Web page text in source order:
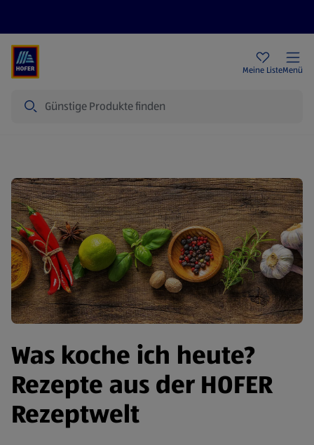
Meine ListeMenü
Was koche ich heute?
Rezepte aus der HOFER
Rezeptwelt